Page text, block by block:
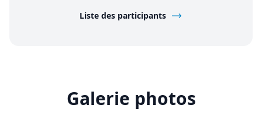
Liste des participants
Galerie photos